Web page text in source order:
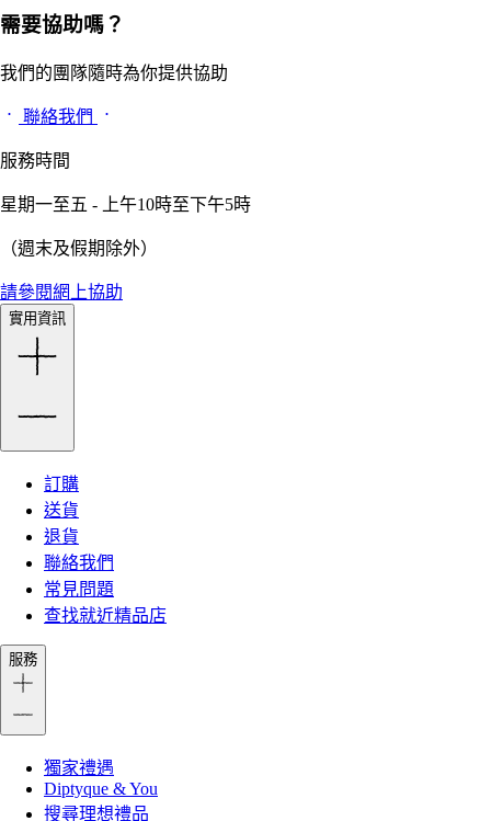
需要協助嗎？
我們的團隊隨時為你提供協助
聯絡我們
服務時間
星期一至五 - 上午10時至下午5時
（週末及假期除外）
請參閱網上協助
實用資訊
訂購
送貨
退貨
聯絡我們
常見問題
查找就近精品店
服務
獨家禮遇
Diptyque & You
搜尋理想禮品